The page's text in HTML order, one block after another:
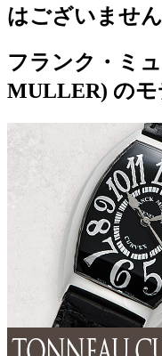
はございません
フランク・ミ
MULLER) のモ